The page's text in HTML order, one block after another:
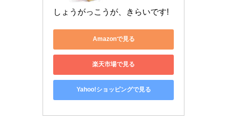
しょうがっこうが、きらいです!
Amazonで見る
楽天市場で見る
Yahoo!ショッピングで見る